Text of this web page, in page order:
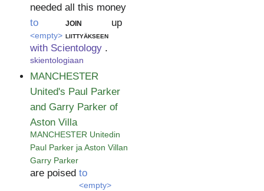
needed all this money
to
<empty>
join
liittyäkseen
up
with Scientology
skientologiaan
.
MANCHESTER
United's Paul Parker
and Garry Parker of
Aston Villa
MANCHESTER Unitedin
Paul Parker ja Aston Villan
Garry Parker
are poised to
<empty>